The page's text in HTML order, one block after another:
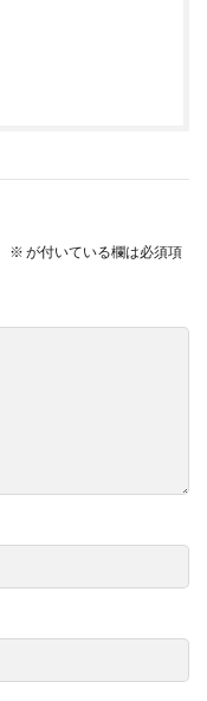
※ が付いている欄は必須項